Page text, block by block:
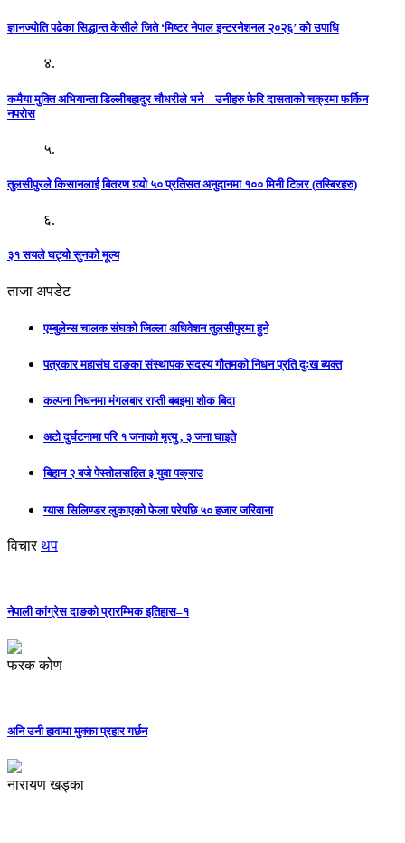
ज्ञानज्योति पढेका सिद्धान्त केसीले जिते ‘मिष्टर नेपाल इन्टरनेशनल २०२६’ को उपाधि
४.
कमैया मुक्ति अभियान्ता डिल्लीबहादुर चौधरीले भने – उनीहरु फेरि दासताको चक्रमा फर्किन
नपरोस
५.
तुलसीपुरले किसानलाई बितरण गर्‍यो ५० प्रतिसत अनुदानमा १०० मिनी टिलर (तस्बिरहरु)
६.
३१ सयले घट्यो सुनको मूल्य
ताजा अपडेट
एम्बुलेन्स चालक संघको जिल्ला अधिवेशन तुलसीपुरमा हुने
पत्रकार महासंघ दाङका संस्थापक सदस्य गौतमको निधन प्रति दुःख ब्यक्त
कल्पना निधनमा मंगलबार राप्ती बबइमा शोक बिदा
अटो दुर्घटनामा परि १ जनाको मृत्यु , ३ जना घाइते
बिहान २ बजे पेस्तोलसहित ३ युवा पक्राउ
ग्यास सिलिण्डर लुकाएको फेला परेपछि ५० हजार जरिवाना
विचार थप
नेपाली कांग्रेस दाङको प्रारम्भिक इतिहास–१
फरक कोण
अनि उनी हावामा मुक्का प्रहार गर्छन
नारायण खड्का